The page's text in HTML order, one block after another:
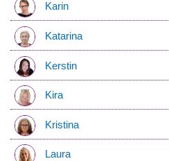
Karin
Katarina
Kerstin
Kira
Kristina
Laura